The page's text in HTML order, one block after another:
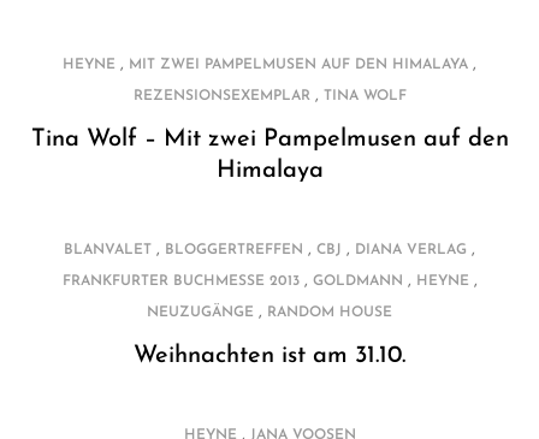
HEYNE , MIT ZWEI PAMPELMUSEN AUF DEN HIMALAYA ,
REZENSIONSEXEMPLAR, TINA WOLF
Tina Wolf – Mit zwei Pampelmusen auf den
Himalaya
BLANVALET , BLOGGERTREFFEN , CBJ , DIANA VERLAG ,
FRANKFURTER BUCHMESSE 2013, GOLDMANN , HEYNE ,
NEUZUGÄNGE , RANDOM HOUSE
Weihnachten ist am 31.10.
HEYNE , JANA VOOSEN